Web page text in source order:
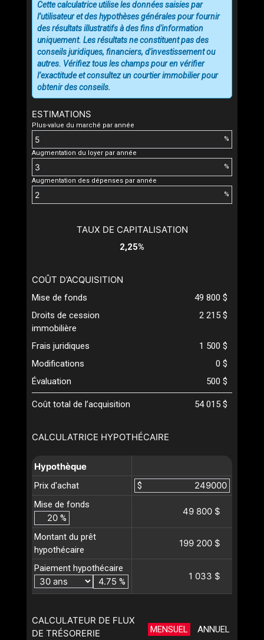
ESTIMATIONS
Plus-value du marché par année
%
Augmentation du loyer par année
%
Augmentation des dépenses par année
%
Cette calculatrice utilise les données saisies par
l’utilisateur et des hypothèses générales pour fournir
des résultats illustratifs à des fins d'information
uniquement. Les résultats ne constituent pas des
conseils juridiques, financiers, d'investissement ou
autres. Vérifiez tous les champs pour en vérifier
l’exactitude et consultez un courtier immobilier pour
obtenir des conseils.
CALCULATRICE HYPOTHÉCAIRE
Hypothèque
Prix d'achat
$
Mise de fonds
%
49 800 $
Montant du prêt
hypothécaire
199 200 $
Paiement hypothécaire
%
1 033 $
CALCULATEUR DE FLUX
DE TRÉSORERIE
MENSUEL ANNUEL
TAUX DE CAPITALISATION
2,25%
COÛT D’ACQUISITION
Mise de fonds
49 800 $
Droits de cession
immobilière
2 215 $
Frais juridiques
1 500 $
Modifications
0 $
Évaluation
500 $
Coût total de l’acquisition 54 015 $